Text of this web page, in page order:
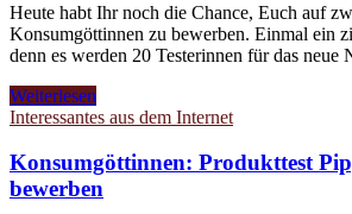
Heute habt Ihr noch die Chance, Euch auf
Konsumgöttinnen zu bewerben. Einmal ein
denn es werden 20 Testerinnen für das
Weiterlesen
Interessantes aus dem Internet
Konsumgöttinnen: Produkttest
bewerben